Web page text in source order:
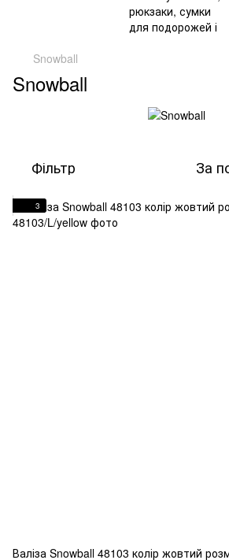
Snowball
Snowball
Фільтр За
3
Валіза Snowball 48103 колір жовтий